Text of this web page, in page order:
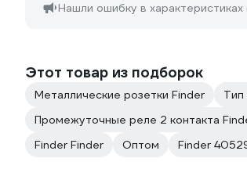
Нашли ошибку в характеристиках
Этот товар из подборок
Металлические розетки Finder Тип
Промежуточные реле 2 контакта
Finder Finder
Оптом Finder